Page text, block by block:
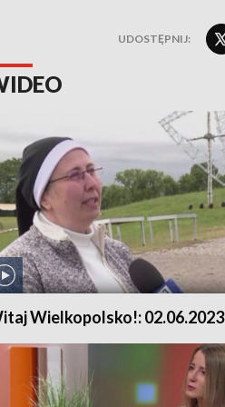
UDOSTĘPNIJ:
Wielkopolsko!: 02.06.2023